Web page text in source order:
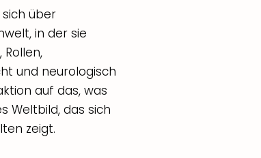
über
in der sie
und neurologisch
auf das, was
Weltbild, das sich
zeigt.